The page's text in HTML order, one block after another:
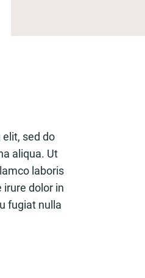
sed do
aliqua. Ut
laboris
irure dolor in
fugiat nulla